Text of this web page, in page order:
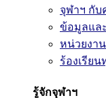
จุฬาฯ กับ
ข้อมูลแล
หน่วยงา
ร้องเรีย
รู้จักจุฬาฯ